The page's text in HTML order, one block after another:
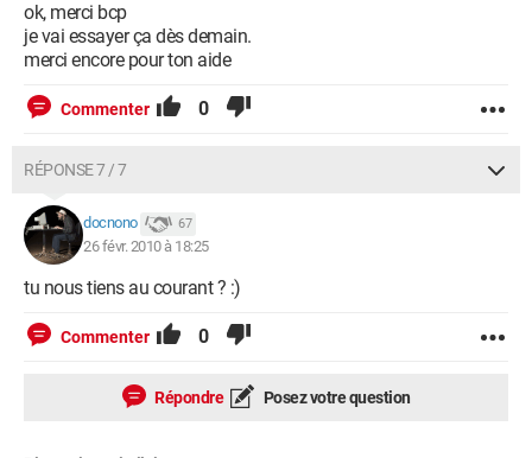
ok, merci bcp
je vai essayer ça dès demain.
merci encore pour ton aide
Commenter 0
RÉPONSE 7 / 7
docnono 67
26 févr. 2010 à 18:25
tu nous tiens au courant ? :)
Commenter 0
Répondre Posez votre question